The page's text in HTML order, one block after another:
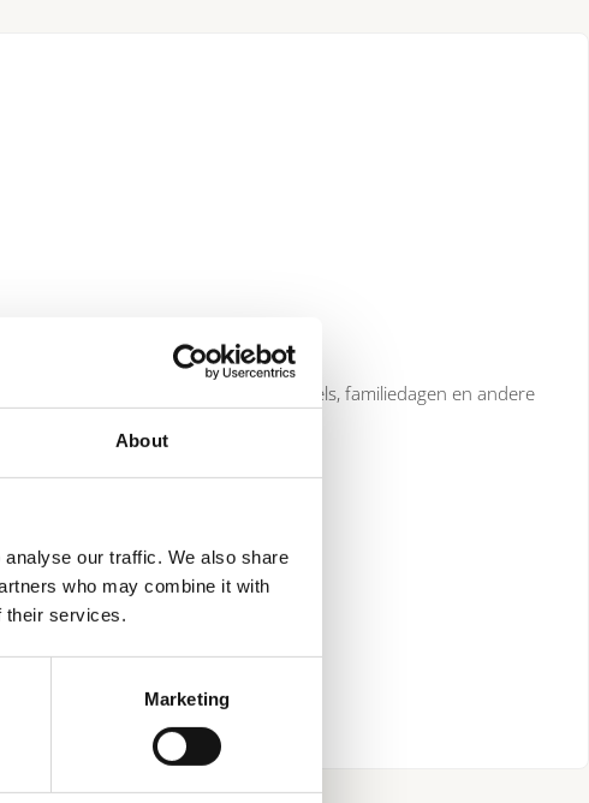
About
our traffic. We also share
who may combine it with
their services.
Marketing
voor verjaardagen, bedrijfsborrels, familiedagen en andere
te serveren.